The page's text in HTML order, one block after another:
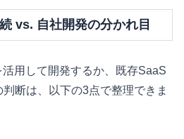
vs. 自社開発の分かれ目
用して開発するか、既存SaaS
断は、以下の3点で整理できま